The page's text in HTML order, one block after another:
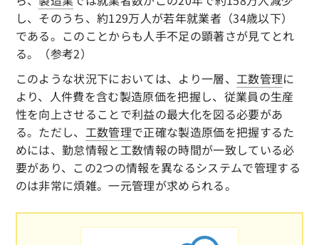
し、そのうち、約129万人が若年就業者（34歳以下）
である。このことからも人手不足の顕著さが見てとれ
る。（参考2）
このような状況下においては、より一層、 工数管理に
より、人件費を含む製造原価を把握し、従業員の生産
性を向上させることで利益の最大化を図る必要があ
る。ただし、 工数管理で正確な製造原価を把握するた
めには、勤怠情報と工数情報の時間が一致している必
要があり、この2つの情報を異なるシステムで管理する
のは非常に煩雑。一元管理が求められる。